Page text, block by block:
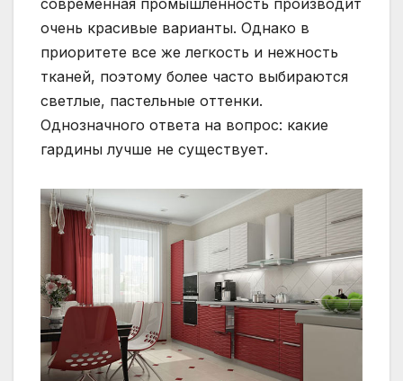
очень красивые варианты. Однако в
приоритете все же легкость и нежность
тканей, поэтому более часто выбираются
светлые, пастельные оттенки.
Однозначного ответа на вопрос: какие
гардины лучше не существует.